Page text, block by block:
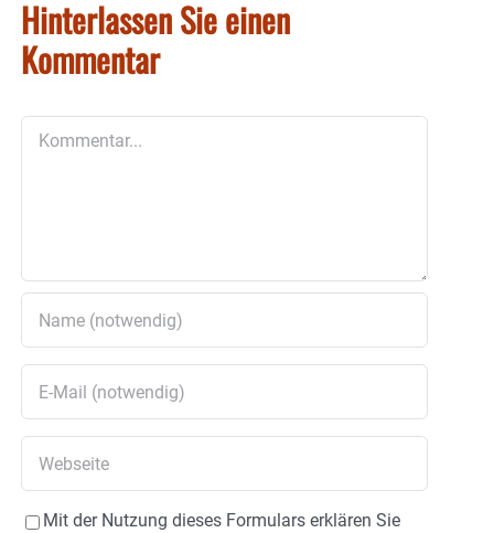
Hinterlassen Sie einen
Kommentar
Mit der Nutzung dieses Formulars erklären Sie